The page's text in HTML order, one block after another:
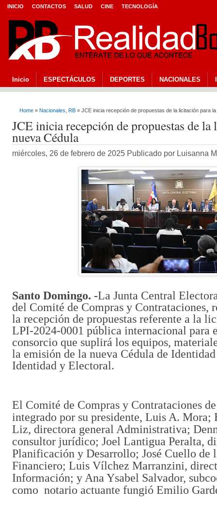
INICIO CONTACTOS SALUD CINE TECNOLOGÍA
Inicio ESPECTÁCULOS DEPORTES NACIONALES
Home » Nacionales RB » JCE inicia recepción de propuestas de la licitación para
JCE inicia recepción de propuestas de
nueva Cédula
miércoles, 26 de febrero de 2025 Publicado por Luisanna
Santo Domingo. -La Junta Central
del Comité de Compras y Contrataciones,
la recepción de propuestas referente a la
LPI-2024-0001 pública internacional para
consorcio que suplirá los equipos,
la emisión de la nueva Cédula de
Identidad y Electoral.
El Comité de Compras y Contrataciones
integrado por su presidente, Luis A. Mora;
Liz, directora general Administrativa;
consultor jurídico; Joel Lantigua Peralta,
Planificación y Desarrollo; José Cuello de
Financiero; Luis Vílchez Marranzini,
Información; y Ana Ysabel Salvador,
como notario actuante fungió Emilio